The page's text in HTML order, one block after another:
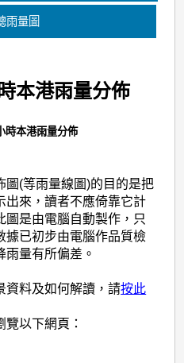
雨量圖
本港雨量分佈
圖(等雨量線圖)的目的是把
出來，讀者不應倚靠它計
圖是由電腦自動製作，只
據已初步由電腦作品質檢
雨量有所偏差。
資料及如何解讀，請按此
以下網頁：